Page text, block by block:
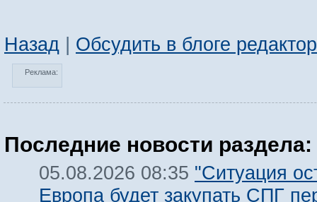
Назад | Обсудить в блоге
Реклама:
Последние новости раздела:
05.08.2026 08:35 "Ситуация
Европа будет закупать СПГ